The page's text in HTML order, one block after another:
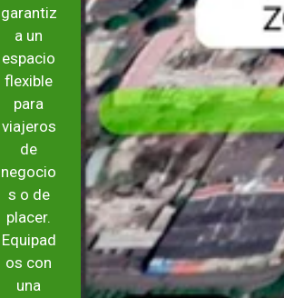
garantiz
a un
espacio
flexible
para
viajeros
de
negocio
s o de
placer.
Equipad
os con
una